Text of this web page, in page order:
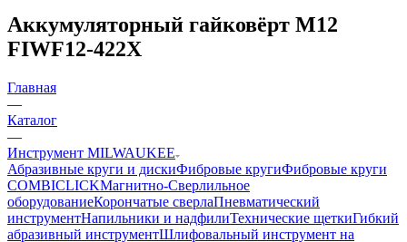
Аккумуляторный гайковёрт M12
FIWF12-422X
Главная
—
Каталог
—
Инструмент MILWAUKEE
Абразивные круги и дискиФибровые кругиФибровые круги
COMBICLICKМагнитно-Сверлильное
оборудованиеКорончатые сверлаПневматический
инструментНапильники и надфилиТехнические щеткиГибкий
абразивный инструментШлифовальный инструмент на